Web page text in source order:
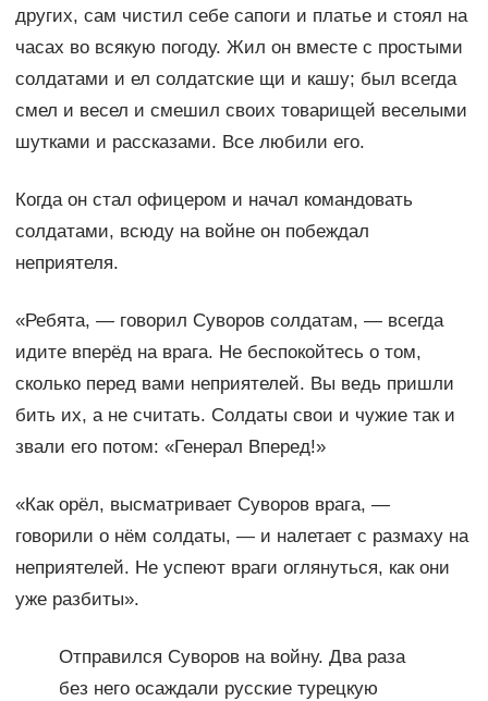
других, сам чистил себе сапоги и платье и стоял на
часах во всякую погоду. Жил он вместе с простыми
солдатами и ел солдатские щи и кашу; был всегда
смел и весел и смешил своих товарищей веселыми
шутками и рассказами. Все любили его.
Когда он стал офицером и начал командовать
солдатами, всюду на войне он побеждал
неприятеля.
«Ребята, — говорил Суворов солдатам, — всегда
идите вперёд на врага. Не беспокойтесь о том,
сколько перед вами неприятелей. Вы ведь пришли
бить их, а не считать. Солдаты свои и чужие так и
звали его потом: «Генерал Вперед!»
«Как орёл, высматривает Суворов врага, —
говорили о нём солдаты, — и налетает с размаху на
неприятелей. Не успеют враги оглянуться, как они
уже разбиты».
Отправился Суворов на войну. Два раза
без него осаждали русские турецкую